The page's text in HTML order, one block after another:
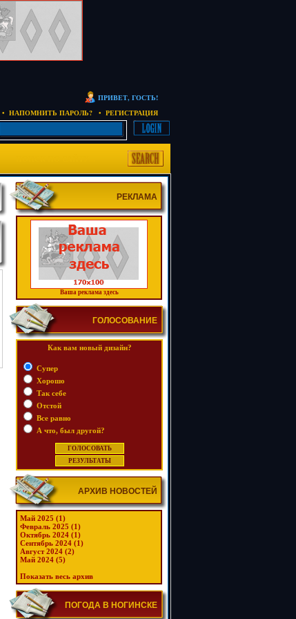
ПРИВЕТ, ГОСТЬ!
• НАПОМНИТЬ ПАРОЛЬ?
• РЕГИСТРАЦИЯ
РЕКЛАМА
Ваша реклама здесь
ГОЛОСОВАНИЕ
Как вам новый дизайн?
Супер
Хорошо
Так себе
Отстой
Все равно
А что, был другой?
АРХИВ НОВОСТЕЙ
Май 2025 (1)
Февраль 2025 (1)
Октябрь 2024 (1)
Сентябрь 2024 (1)
Август 2024 (2)
Май 2024 (5)
Показать весь архив
ПОГОДА В НОГИНСКЕ